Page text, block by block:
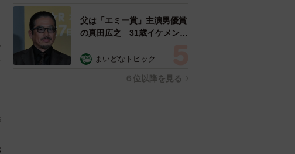
父は「エミー賞」主演男優賞
の真田広之 31歳イケメン俳
「ガチヒロさんそっくり」
まいどなトピック
６位以降を見る